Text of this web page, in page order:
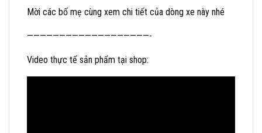
Mời các bố mẹ cùng xem chi tiết của dòng xe này nhé
———————————————————-
Video thực tế sản phẩm tại shop: